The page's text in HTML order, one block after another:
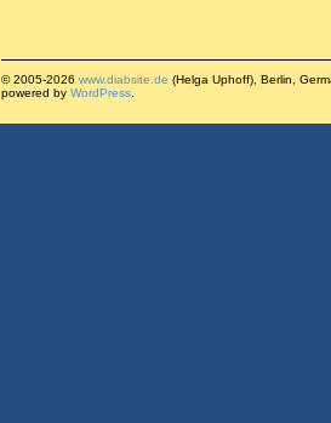
© 2005-2026 www.diabsite.de (Helga Uphoff), Berlin,
powered by WordPress.